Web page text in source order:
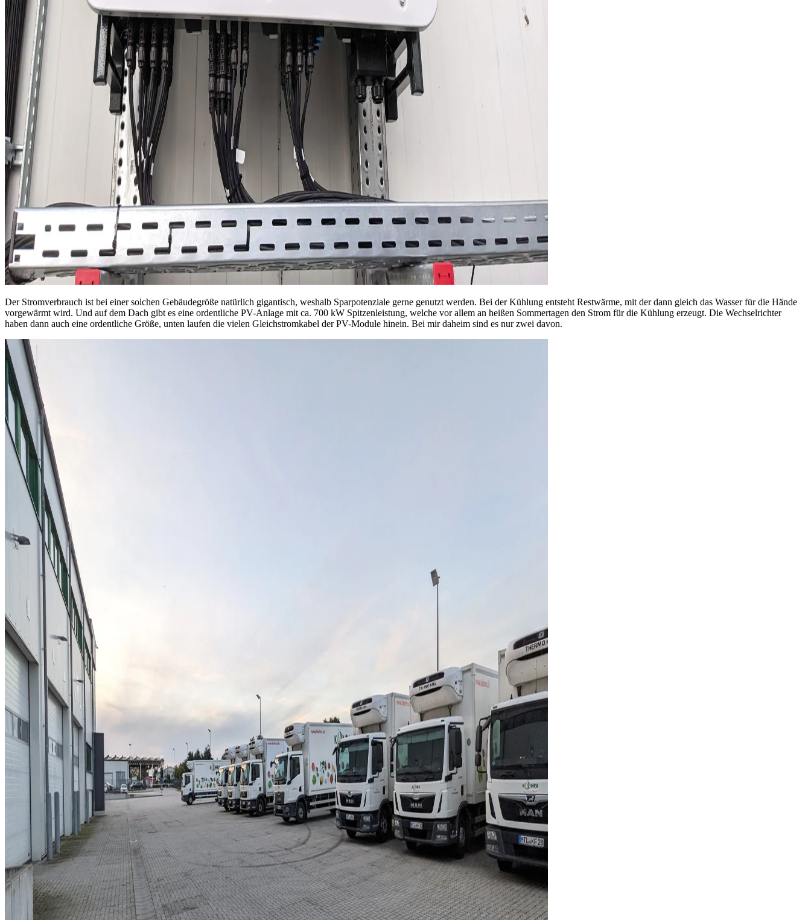
Der Stromverbrauch ist bei einer solchen Gebäudegröße natürlich gigantisch, weshalb Sparpotenziale gerne genutzt werden. Bei der Kühlung entsteht Restwärme, mit der dann gleich das Wasser für die Hände
vorgewärmt wird. Und auf dem Dach gibt es eine ordentliche PV-Anlage mit ca. 700 kW Spitzenleistung, welche vor allem an heißen Sommertagen den Strom für die Kühlung erzeugt. Die Wechselrichter
haben dann auch eine ordentliche Größe, unten laufen die vielen Gleichstromkabel der PV-Module hinein. Bei mir daheim sind es nur zwei davon.